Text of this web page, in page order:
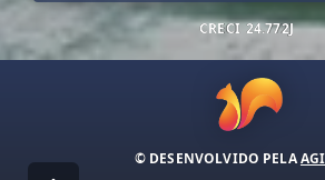
CRECI 24.772J
© DESENVOLVIDO PELA